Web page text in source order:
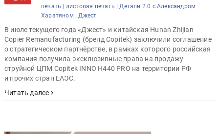
печать | листовая печать |Детали 2.0 с Александром
Харатяном |Джест |
В июле текущего года «Джест» и китайская Hunan Zhijian
Copier Remanufacturing (бренд Copitek) заключили соглашение
о стратегическом партнёрстве, в рамках которого российская
компания получила эксклюзивные права на продажу
струйной ЦПМ Copitek INNO H440 PRO на территории РФ
и прочих стран ЕАЭС.
Читать далее